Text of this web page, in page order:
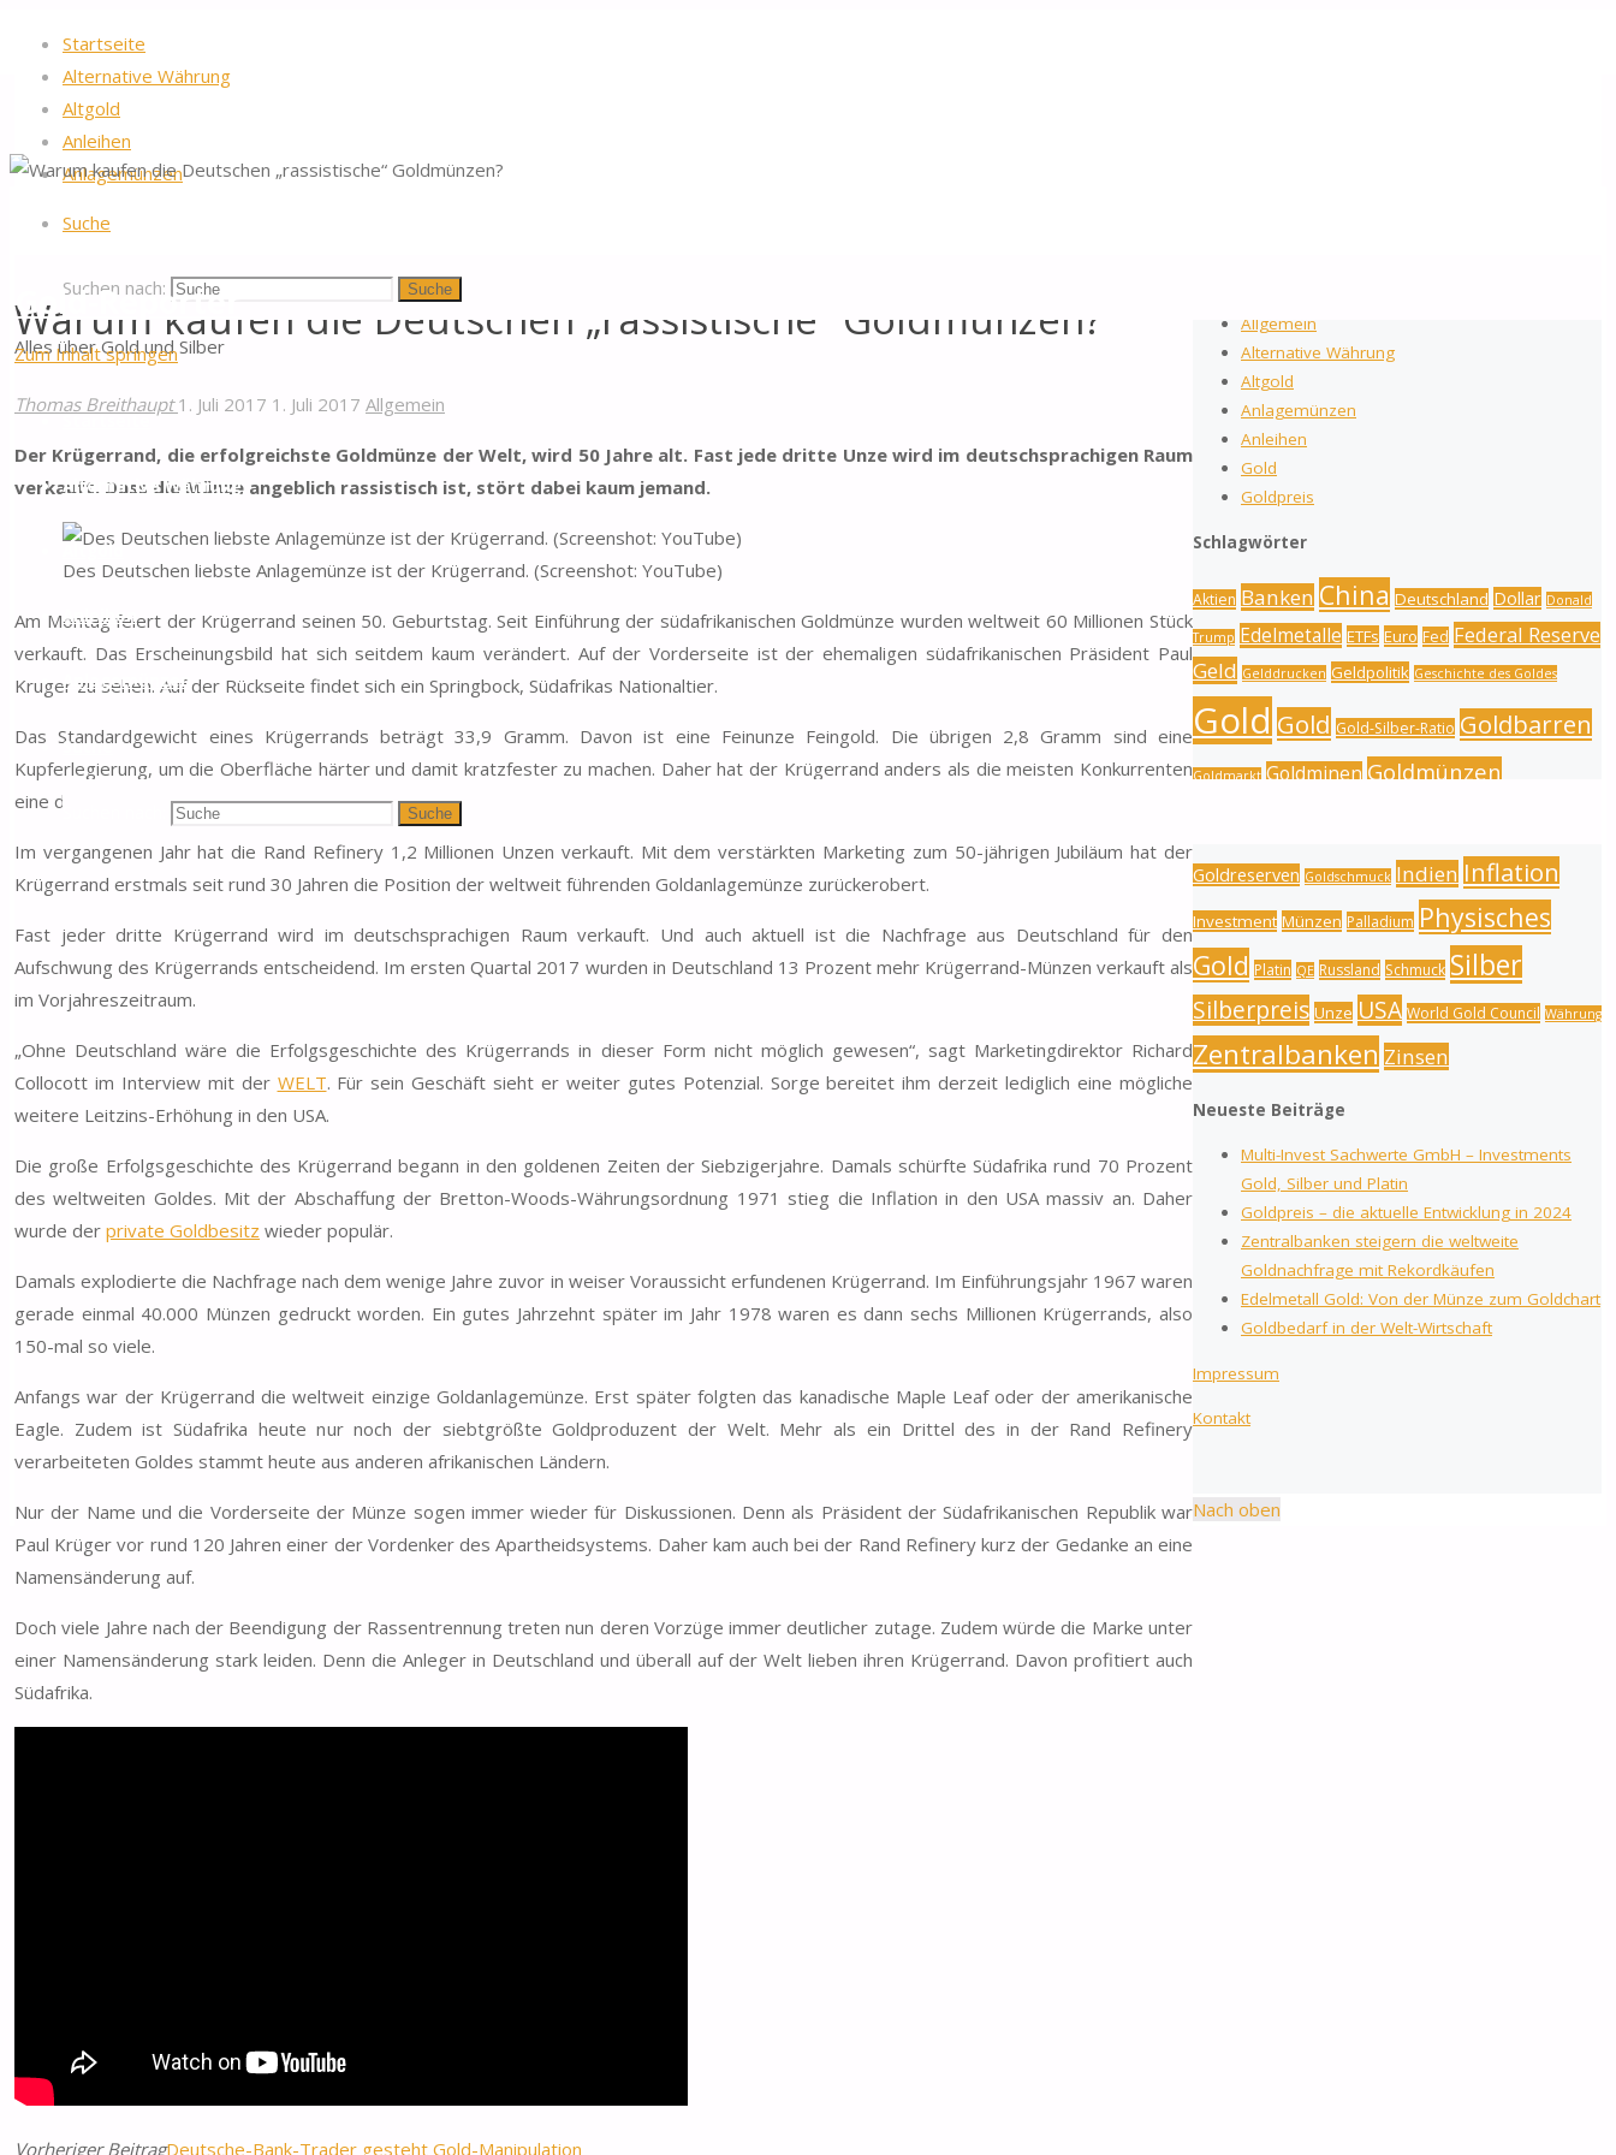
Startseite
Alternative Währung
Altgold
Anleihen
Anlagemünzen
Suche
Suchen nach: Suche
Gold-Reporter
Alles über Gold und Silber
Zum Inhalt springen
Startseite
Alternative Währung
Altgold
Anleihen
Anlagemünzen
Suche
Suche
Warum kaufen die Deutschen „rassistische“ Goldmünzen?
Thomas Breithaupt 1. Juli 2017 1. Juli 2017 Allgemein
Der Krügerrand, die erfolgreichste Goldmünze der Welt, wird 50 Jahre alt. Fast jede dritte Unze wird im deutschsprachigen Raum
verkauft. Dass die Münze angeblich rassistisch ist, stört dabei kaum jemand.
Des Deutschen liebste Anlagemünze ist der Krügerrand. (Screenshot: YouTube)
Am Montag feiert der Krügerrand seinen 50. Geburtstag. Seit Einführung der südafrikanischen Goldmünze wurden weltweit 60 Millionen Stück
verkauft. Das Erscheinungsbild hat sich seitdem kaum verändert. Auf der Vorderseite ist der ehemaligen südafrikanischen Präsident Paul
Kruger zu sehen. Auf der Rückseite findet sich ein Springbock, Südafrikas Nationaltier.
Das Standardgewicht eines Krügerrands beträgt 33,9 Gramm. Davon ist eine Feinunze Feingold. Die übrigen 2,8 Gramm sind eine
Kupferlegierung, um die Oberfläche härter und damit kratzfester zu machen. Daher hat der Krügerrand anders als die meisten Konkurrenten
eine dunklere Farbe und außerdem nur 22 statt 24 Karat.
Im vergangenen Jahr hat die Rand Refinery 1,2 Millionen Unzen verkauft. Mit dem verstärkten Marketing zum 50-jährigen Jubiläum hat der
Krügerrand erstmals seit rund 30 Jahren die Position der weltweit führenden Goldanlagemünze zurückerobert.
Fast jeder dritte Krügerrand wird im deutschsprachigen Raum verkauft. Und auch aktuell ist die Nachfrage aus Deutschland für den
Aufschwung des Krügerrands entscheidend. Im ersten Quartal 2017 wurden in Deutschland 13 Prozent mehr Krügerrand-Münzen verkauft als
im Vorjahreszeitraum.
„Ohne Deutschland wäre die Erfolgsgeschichte des Krügerrands in dieser Form nicht möglich gewesen“, sagt Marketingdirektor Richard
Collocott im Interview mit der WELT. Für sein Geschäft sieht er weiter gutes Potenzial. Sorge bereitet ihm derzeit lediglich eine mögliche
weitere Leitzins-Erhöhung in den USA.
Die große Erfolgsgeschichte des Krügerrand begann in den goldenen Zeiten der Siebzigerjahre. Damals schürfte Südafrika rund 70 Prozent
des weltweiten Goldes. Mit der Abschaffung der Bretton-Woods-Währungsordnung 1971 stieg die Inflation in den USA massiv an. Daher
wurde der private Goldbesitz wieder populär.
Damals explodierte die Nachfrage nach dem wenige Jahre zuvor in weiser Voraussicht erfundenen Krügerrand. Im Einführungsjahr 1967 waren
gerade einmal 40.000 Münzen gedruckt worden. Ein gutes Jahrzehnt später im Jahr 1978 waren es dann sechs Millionen Krügerrands, also
150-mal so viele.
Anfangs war der Krügerrand die weltweit einzige Goldanlagemünze. Erst später folgten das kanadische Maple Leaf oder der amerikanische
Eagle. Zudem ist Südafrika heute nur noch der siebtgrößte Goldproduzent der Welt. Mehr als ein Drittel des in der Rand Refinery
verarbeiteten Goldes stammt heute aus anderen afrikanischen Ländern.
Nur der Name und die Vorderseite der Münze sogen immer wieder für Diskussionen. Denn als Präsident der Südafrikanischen Republik war
Paul Krüger vor rund 120 Jahren einer der Vordenker des Apartheidsystems. Daher kam auch bei der Rand Refinery kurz der Gedanke an eine
Namensänderung auf.
Doch viele Jahre nach der Beendigung der Rassentrennung treten nun deren Vorzüge immer deutlicher zutage. Zudem würde die Marke unter
einer Namensänderung stark leiden. Denn die Anleger in Deutschland und überall auf der Welt lieben ihren Krügerrand. Davon profitiert auch
Südafrika.
Vorheriger BeitragDeutsche-Bank-Trader gesteht Gold-Manipulation
Allgemein
Alternative Währung
Altgold
Anlagemünzen
Anleihen
Gold
Goldpreis
Schlagwörter
Aktien Banken China Deutschland Dollar Donald
Trump Edelmetalle ETFs Euro Fed Federal Reserve
Geld Gelddrucken Geldpolitik Geschichte des Goldes
Gold Gold Gold-Silber-Ratio Goldbarren
Goldmarkt GoldminenGoldmünzen
Goldreserven Goldschmuck Indien Inflation
Investment Münzen Palladium Physisches
Gold Platin QE Russland Schmuck Silber
Silberpreis Unze USA World Gold Council Währung
Zentralbanken Zinsen
Neueste Beiträge
Multi-Invest Sachwerte GmbH – Investments
Gold, Silber und Platin
Goldpreis – die aktuelle Entwicklung in 2024
Zentralbanken steigern die weltweite
Goldnachfrage mit Rekordkäufen
Edelmetall Gold: Von der Münze zum Goldchart
Goldbedarf in der Welt-Wirtschaft
Impressum
Kontakt
Nach oben